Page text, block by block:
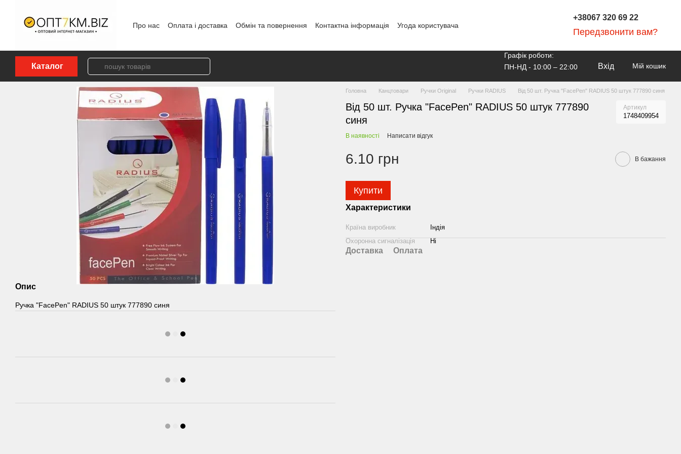
Про нас Оплата і доставка Обмін та повернення Контактна інформація
Угода користувача
+38067 320 69 22
Передзвонити вам?
Каталог
Графік роботи:
ПН-НД - 10:00 – 22:00
Вхід Мій кошик
Опис
Ручка "FaсePen" RADIUS 50 штук 777890 синя
Головна Канцтовари Ручки Original Ручки RADIUS Від 50 шт. Ручка "FaсePen" RADIUS 50 штук 777890 синя
Від 50 шт. Ручка "FaсePen" RADIUS 50 штук 777890
синя
Артикул
1748409954
В наявності Написати відгук
6.10 грн В бажання
Купити
Характеристики
Країна виробник
Індія
Охоронна сигналізація
Ні
Доставка Оплата